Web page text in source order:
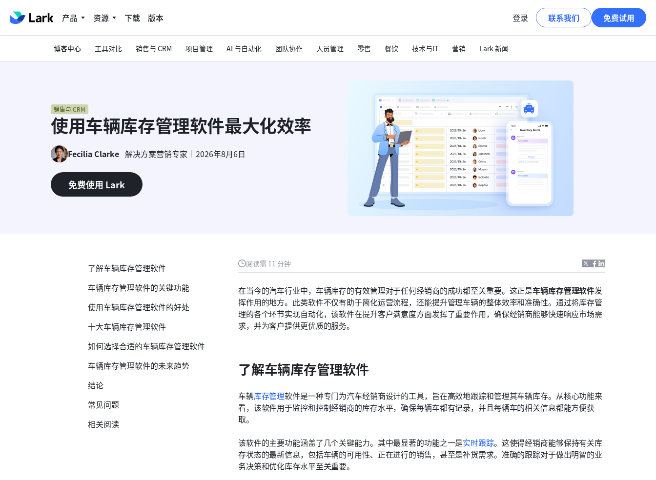
产品 资源 下载 版本 登录 联系我们 免费试用
博客中心 工具对比 销售与 CRM 项目管理 AI 与自动化 团队协作 人员管理 零售 餐饮 技术与IT 营销 Lark 新闻
销售与 CRM
使用车辆库存管理软件最大化效率
Fecilia Clarke 解决方案营销专家 2026年8月6日
免费使用 Lark
阅读需 11 分钟
在当今的汽车行业中，车辆库存的有效管理对于任何经销商的成功都至关重要。这正是车辆库存管理软件发
挥作用的地方。此类软件不仅有助于简化运营流程，还能提升管理车辆的整体效率和准确性。通过将库存管
理的各个环节实现自动化，该软件在提升客户满意度方面发挥了重要作用，确保经销商能够快速响应市场需
求，并为客户提供更优质的服务。
了解车辆库存管理软件
车辆库存管理软件是一种专门为汽车经销商设计的工具，旨在高效地跟踪和管理其车辆库存。从核心功能来
看，该软件用于监控和控制经销商的库存水平，确保每辆车都有记录，并且每辆车的相关信息都能方便获
取。
该软件的主要功能涵盖了几个关键能力。其中最显著的功能之一是实时跟踪。这使得经销商能够保持有关库
存状态的最新信息，包括车辆的可用性、正在进行的销售，甚至是补货需求。准确的跟踪对于做出明智的业
务决策和优化库存水平至关重要。
了解车辆库存管理软件
车辆库存管理软件的关键功能
使用车辆库存管理软件的好处
十大车辆库存管理软件
如何选择合适的车辆库存管理软件
车辆库存管理软件的未来趋势
结论
常见问题
相关阅读